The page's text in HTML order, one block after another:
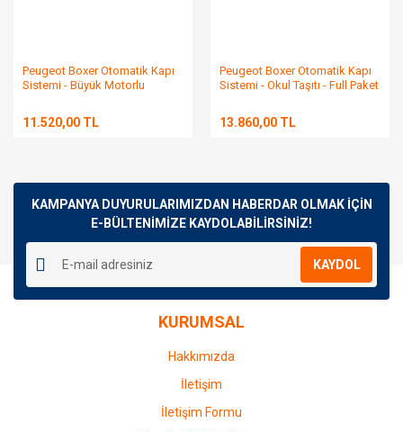
Peugeot Boxer Otomatik Kapı
Sistemi - Büyük Motorlu
11.520,00 TL
Peugeot Boxer Otomatik Kapı
Sistemi - Okul Taşıtı - Full Paket
13.860,00 TL
KAMPANYA DUYURULARIMIZDAN HABERDAR OLMAK İÇİN
E-BÜLTENİMİZE KAYDOLABİLİRSİNİZ!
KAYDOL
KURUMSAL
Hakkımızda
İletişim
İletişim Formu